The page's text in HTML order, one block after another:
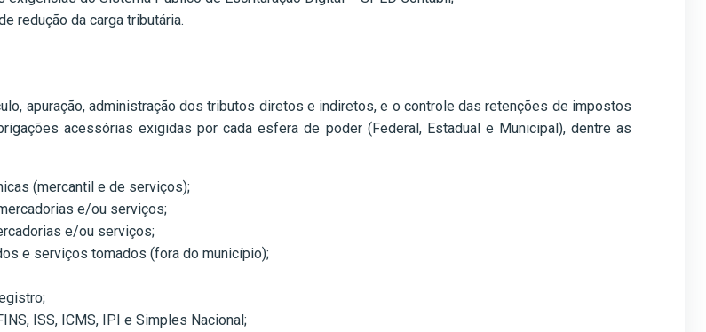
redução da carga tributária.
apuração, administração dos tributos diretos e indiretos, e o controle das retenções de impostos
acessórias exigidas por cada esfera de poder (Federal, Estadual e Municipal), dentre as
(mercantil e de serviços);
e/ou serviços;
e/ou serviços;
e serviços tomados (fora do município);
ISS, ICMS, IPI e Simples Nacional;